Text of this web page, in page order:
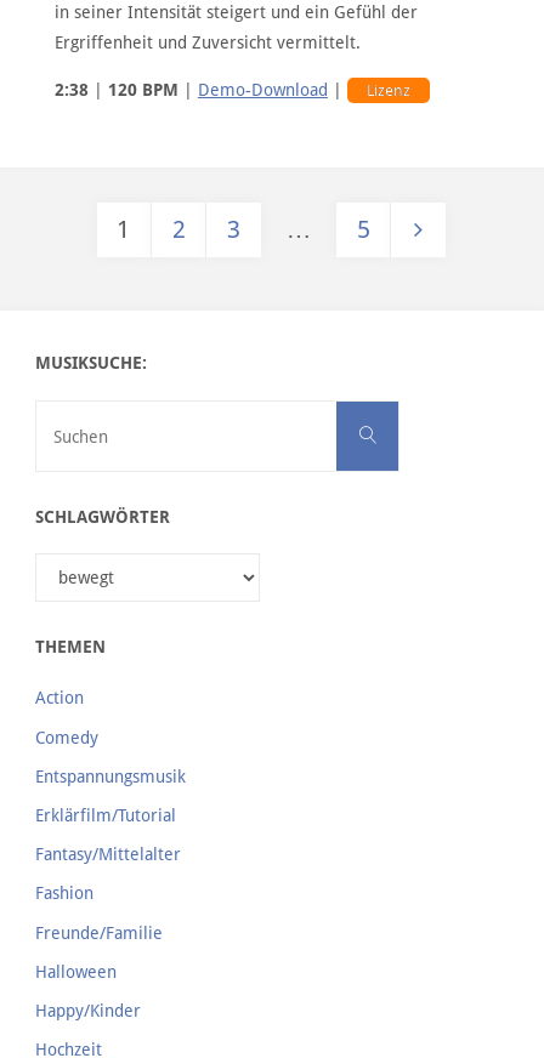
in seiner Intensität steigert und ein Gefühl der
Ergriffenheit und Zuversicht vermittelt.
2:38| 120 BPM Demo-Download Lizenz
1 2 3 … 5
MUSIKSUCHE:
Suchen
SCHLAGWÖRTER
THEMEN
Action
Comedy
Entspannungsmusik
Erklärfilm/Tutorial
Fantasy/Mittelalter
Fashion
Freunde/Familie
Halloween
Happy/Kinder
Hochzeit